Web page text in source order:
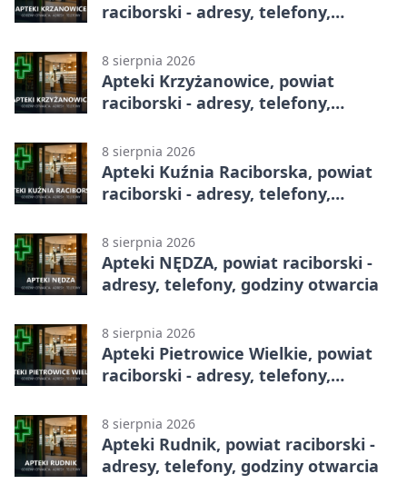
raciborski - adresy, telefony,
8 sierpnia 2026
Apteki Krzyżanowice, powiat
raciborski - adresy, telefony,
8 sierpnia 2026
Apteki Kuźnia Raciborska, powiat
raciborski - adresy, telefony,
8 sierpnia 2026
Apteki NĘDZA, powiat raciborski -
adresy, telefony, godziny otwarcia
8 sierpnia 2026
Apteki Pietrowice Wielkie, powiat
raciborski - adresy, telefony,
8 sierpnia 2026
Apteki Rudnik, powiat raciborski -
adresy, telefony, godziny otwarcia